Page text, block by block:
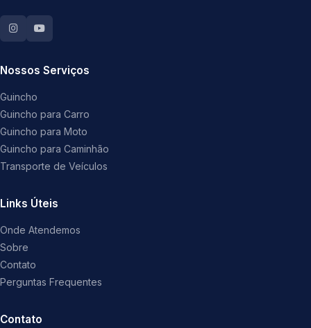
Nossos Serviços
Guincho
Guincho para Carro
Guincho para Moto
Guincho para Caminhão
Transporte de Veículos
Links Úteis
Onde Atendemos
Sobre
Contato
Perguntas Frequentes
Contato